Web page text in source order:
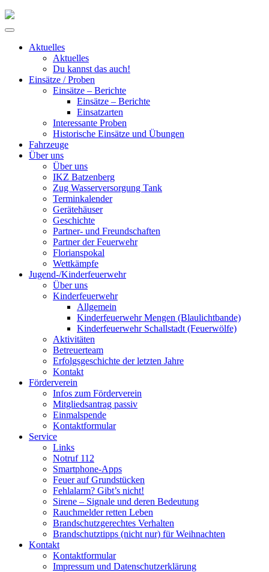
Skip
Primary
Aktuelles
Aktuelles
Du kannst das auch!
Einsätze / Proben
Einsätze – Berichte
Einsätze – Berichte
Einsatzarten
Interessante Proben
Historische Einsätze und Übungen
Fahrzeuge
Über uns
Über uns
IKZ Batzenberg
Zug Wasserversorgung Tank
Terminkalender
Gerätehäuser
Geschichte
Partner- und Freundschaften
Partner der Feuerwehr
Florianspokal
Wettkämpfe
Jugend-/Kinderfeuerwehr
Über uns
Kinderfeuerwehr
Allgemein
Kinderfeuerwehr Mengen (Blaulichtbande)
Kinderfeuerwehr Schallstadt (Feuerwölfe)
Aktivitäten
Betreuerteam
Erfolgsgeschichte der letzten Jahre
Kontakt
Förderverein
Infos zum Förderverein
Mitgliedsantrag passiv
Einmalspende
Kontaktformular
Service
Links
Notruf 112
Smartphone-Apps
Feuer auf Grundstücken
Fehlalarm? Gibt’s nicht!
Sirene – Signale und deren Bedeutung
Rauchmelder retten Leben
Brandschutzgerechtes Verhalten
Brandschutztipps (nicht nur) für Weihnachten
Kontakt
Kontaktformular
Impressum und Datenschutzerklärung